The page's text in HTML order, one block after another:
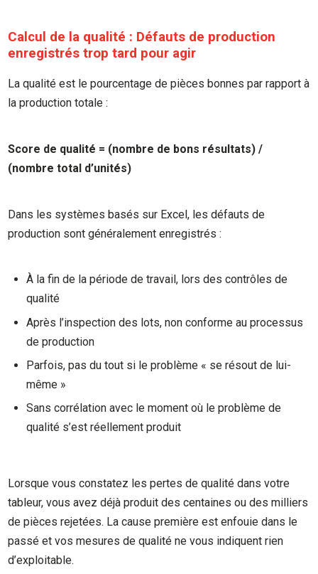
Calcul de la qualité : Défauts de production
enregistrés trop tard pour agir
La qualité est le pourcentage de pièces bonnes par rapport à
la production totale :
Score de qualité = (nombre de bons résultats) /
(nombre total d’unités)
Dans les systèmes basés sur Excel, les défauts de
production sont généralement enregistrés :
À la fin de la période de travail, lors des contrôles de
qualité
Après l’inspection des lots, non conforme au processus
de production
Parfois, pas du tout si le problème « se résout de lui-
même »
Sans corrélation avec le moment où le problème de
qualité s’est réellement produit
Lorsque vous constatez les pertes de qualité dans votre
tableur, vous avez déjà produit des centaines ou des milliers
de pièces rejetées. La cause première est enfouie dans le
passé et vos mesures de qualité ne vous indiquent rien
d’exploitable.